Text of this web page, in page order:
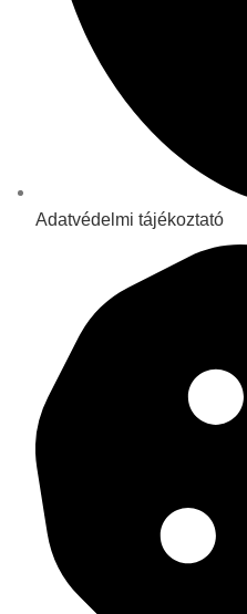
Adatvédelmi tájékoztató